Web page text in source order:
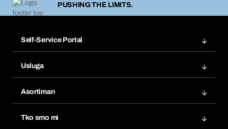
PUSHING THE LIMITS.
Self-Service Portal
Popisi želja
Ponovno naručivanje
Pretplate
Usluga
Tražitelji proizvoda
Asortiman
Tko smo mi